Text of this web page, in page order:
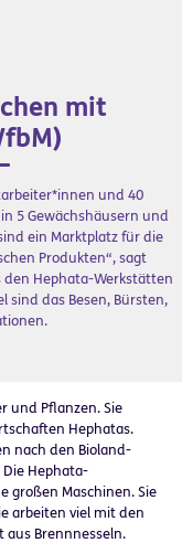
mit
und 40
5 Gewächshäusern und
ein Marktplatz für die
Produkten“, sagt
den Hephata-Werkstätten
sind das Besen, Bürsten,
und Pflanzen. Sie
Hephatas.
nach den Bioland-
Die Hephata-
großen Maschinen. Sie
arbeiten viel mit den
aus Brennnesseln.